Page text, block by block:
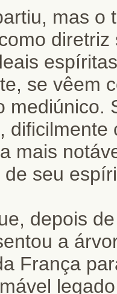
mas o
se vêem
mediúnico.
mais
seu
depois
a
França